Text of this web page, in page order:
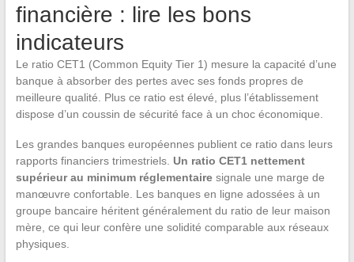
financière : lire les bons
indicateurs
Le ratio CET1 (Common Equity Tier 1) mesure la capacité d’une
banque à absorber des pertes avec ses fonds propres de
meilleure qualité. Plus ce ratio est élevé, plus l’établissement
dispose d’un coussin de sécurité face à un choc économique.
Les grandes banques européennes publient ce ratio dans leurs
rapports financiers trimestriels. Un ratio CET1 nettement
supérieur au minimum réglementairesignale une marge de
manœuvre confortable. Les banques en ligne adossées à un
groupe bancaire héritent généralement du ratio de leur maison
mère, ce qui leur confère une solidité comparable aux réseaux
physiques.